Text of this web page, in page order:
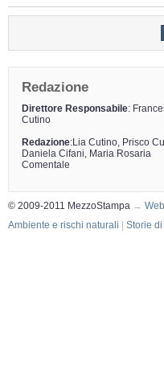
Redazione
Direttore Responsabile:
Cutino
Redazione:Lia Cutino, Prisco
Daniela Cifani, Maria Rosaria
Comentale
© 2009-2011 MezzoStampa →
Ambiente e rischi naturali Storie